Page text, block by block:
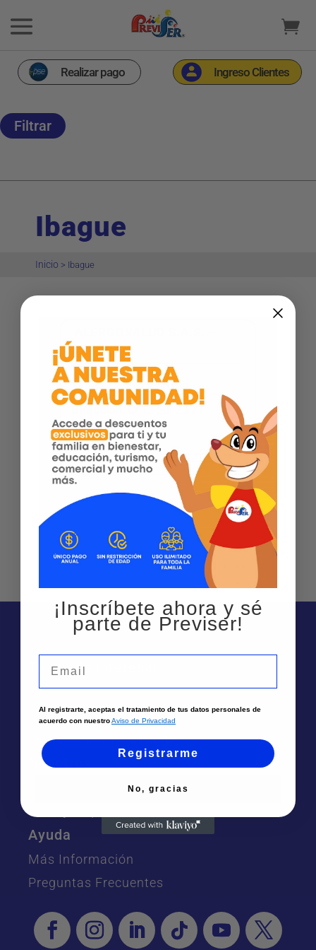
Realizar pago Ingreso Clientes
Filtrar
Ibague
Inicio > Ibague
IBAGUE
Teléfono:3182000162
Dirección :Cr 12 Sur 23 21
Ciudad:Ibague
Ver más
Te puede interesar
Sedes
Solicita un asesor
Atención por Whatsapp
Nosotros
Trabaja aquí
Ayuda
Más Información
Preguntas Frecuentes
¡Inscríbete ahora y sé
parte de Previser!
Al registrarte, aceptas el tratamiento de tus datos personales de
acuerdo con nuestroAviso de Privacidad
Registrarme
No, gracias